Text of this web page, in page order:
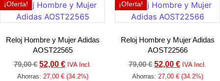
¡Oferta!
Reloj Hombre y Mujer Adidas
AOST22565
79,00€ 52,00 € IVA Incl.
Ahorras: 27,00 € (34.2%)
¡Oferta!
Reloj Hombre y Mujer Adidas
AOST22566
79,00€ 52,00 € IVA Incl.
Ahorras: 27,00 € (34.2%)